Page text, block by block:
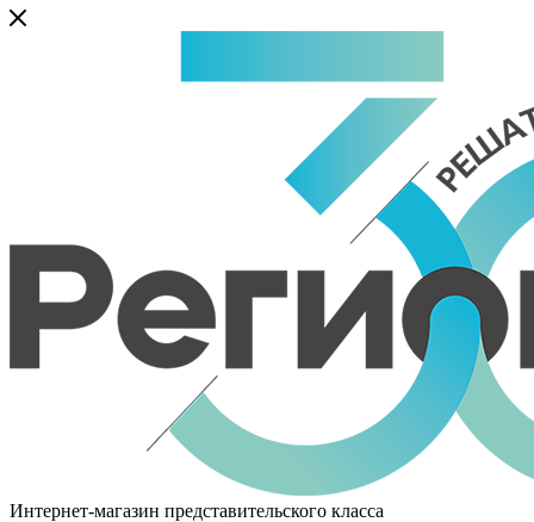
Интернет-магазин представительского класса